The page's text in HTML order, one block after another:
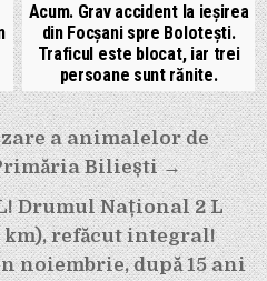
Acum. Grav accident la ieșirea
din Focșani spre Bolotești.
Traficul este blocat, iar trei
persoane sunt rănite.
a animalelor de
Biliești →
Drumul Național 2 L
km), refăcut integral!
noiembrie, după 15 ani